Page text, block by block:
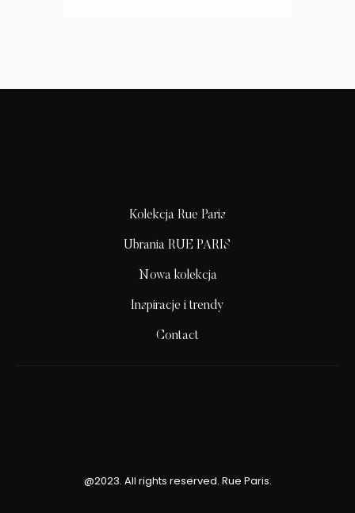
Kolekcja Rue Paris
Ubrania RUE PARIS
Nowa kolekcja
Inspiracje i trendy
Contact
@2023. All rights reserved. Rue Paris.